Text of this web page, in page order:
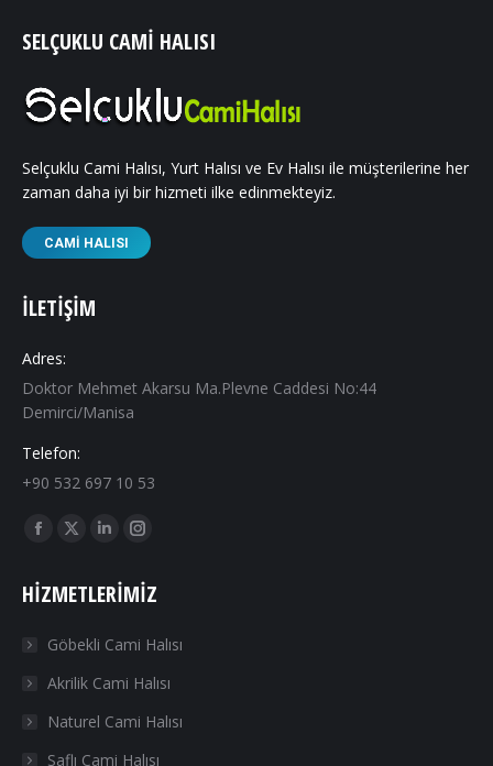
SELÇUKLU CAMI HALISI
Selçuklu Cami Halısı, Yurt Halısı ve Ev Halısı ile müşterilerine her
zaman daha iyi bir hizmeti ilke edinmekteyiz.
CAMI HALISI
İLETIŞIM
Adres:
Doktor Mehmet Akarsu Ma.Plevne Caddesi No:44
Demirci/Manisa
Telefon:
+90 532 697 10 53
Find us on:
Facebook
opens
new
window
X
opens
new
window
Linkedin
opens
new
window
Instagram
opens
new
window
HIZMETLERIMIZ
Göbekli Cami Halısı
Akrilik Cami Halısı
Naturel Cami Halısı
Saflı Cami Halısı